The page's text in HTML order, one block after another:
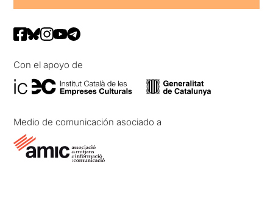
Con el apoyo de
Medio de comunicación asociado a